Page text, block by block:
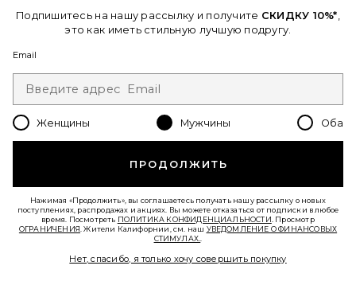
ОЖЕРЕЛЬЕ PEARL
$169
Favorite ОЖЕРЕЛЬЕ
Подпишитесь на нашу рассылку и получите СКИДКУ 10%*
это как иметь стильную лучшую подругу.
Email
Женщины Мужчины Оба
ПРОДОЛЖИТЬ
Нажимая «Продолжить», вы соглашаетесь получать нашу рассылку о новых
поступлениях, распродажах и акциях. Вы можете отказаться от подписки в любое
время. Посмотреть ПОЛИТИКА КОНФИДЕНЦИАЛЬНОСТИ . Просмотр
ОГРАНИЧЕНИЯ . Жители Калифорнии, см. наш УВЕДОМЛЕНИЕ О ФИНАНСОВЫХ
СТИМУЛАХ.
Нет, спасибо, я только хочу совершить покупку